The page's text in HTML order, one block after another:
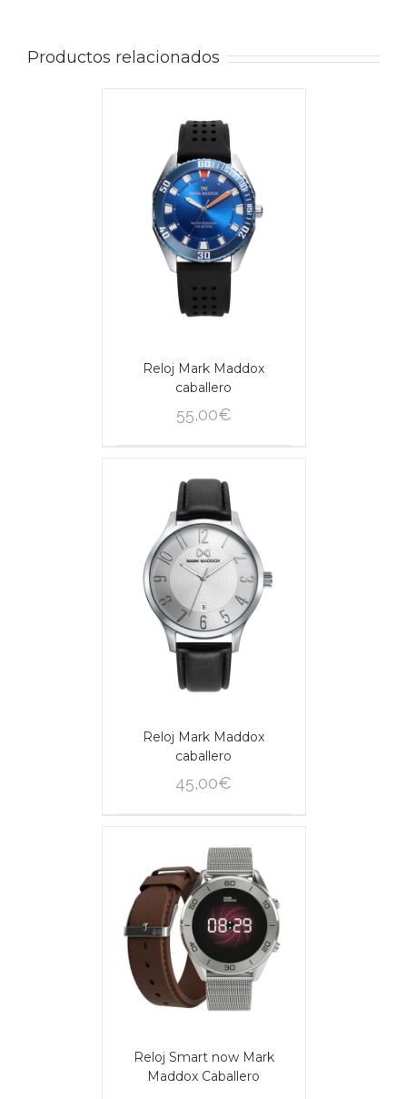
Productos relacionados
Reloj Mark Maddox
caballero
55,00€
Reloj Mark Maddox
caballero
45,00€
Reloj Smart now Mark
Maddox Caballero